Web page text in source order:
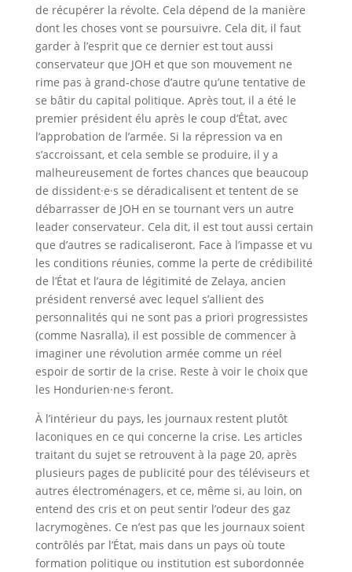
de récupérer la révolte. Cela dépend de la manière
dont les choses vont se poursuivre. Cela dit, il faut
garder à l’esprit que ce dernier est tout aussi
conservateur que JOH et que son mouvement ne
rime pas à grand-chose d’autre qu’une tentative de
se bâtir du capital politique. Après tout, il a été le
premier président élu après le coup d’État, avec
l’approbation de l’armée. Si la répression va en
s’accroissant, et cela semble se produire, il y a
malheureusement de fortes chances que beaucoup
de dissident·e·s se déradicalisent et tentent de se
débarrasser de JOH en se tournant vers un autre
leader conservateur. Cela dit, il est tout aussi certain
que d’autres se radicaliseront. Face à l’impasse et vu
les conditions réunies, comme la perte de crédibilité
de l’État et l’aura de légitimité de Zelaya, ancien
président renversé avec lequel s’allient des
personnalités qui ne sont pas a priori progressistes
(comme Nasralla), il est possible de commencer à
imaginer une révolution armée comme un réel
espoir de sortir de la crise. Reste à voir le choix que
les Hondurien·ne·s feront.
À l’intérieur du pays, les journaux restent plutôt
laconiques en ce qui concerne la crise. Les articles
traitant du sujet se retrouvent à la page 20, après
plusieurs pages de publicité pour des téléviseurs et
autres électroménagers, et ce, même si, au loin, on
entend des cris et on peut sentir l’odeur des gaz
lacrymogènes. Ce n’est pas que les journaux soient
contrôlés par l’État, mais dans un pays où toute
formation politique ou institution est subordonnée